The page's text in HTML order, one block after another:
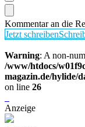
Kommentar an die
Jetzt schreiben
Warning: A non-
/www/htdocs/
magazin.de/hylide/
on line 26
Anzeige